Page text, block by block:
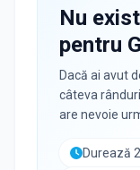
Nu
pentru
Dacă ai avut
câteva
are nevoie
Durează